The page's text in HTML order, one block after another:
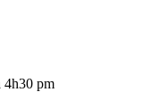
4h30 pm